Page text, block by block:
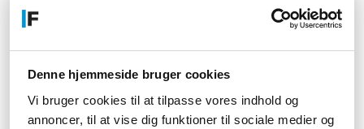
Denne hjemmeside bruger cookies
Vi bruger cookies til at tilpasse vores indhold og
annoncer, til at vise dig funktioner til sociale medier og
behov og ønsker. Hvis du primært ønsker at tracke din daglige
aktivitet og søvn, kan en simpel armbåndsmåler være nok. Hvis
overveje faktorer som batterilevetid, vandtæthed og design.
Sådan bruger du din